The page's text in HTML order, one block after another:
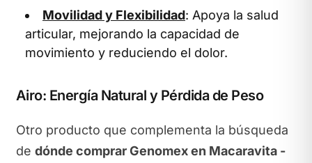
Movilidad y Flexibilidad: Apoya la salud
articular, mejorando la capacidad de
movimiento y reduciendo el dolor.
Airo: Energía Natural y Pérdida de Peso
Otro producto que complementa la búsqueda
de dónde comprar Genomex en Macaravita -